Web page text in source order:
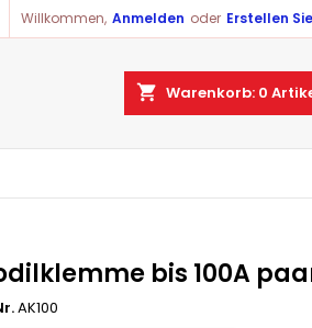
Willkommen, Anmelden oder Erstellen
shopping_cart Warenkorb: 0
bis 100A
AK100